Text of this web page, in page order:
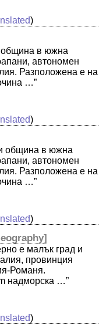
)
община в южна
автономен
Разположена е на
…”
)
община в южна
автономен
Разположена е на
…”
)
]
е малък град и
провинция
Романя.
надморска …”
)